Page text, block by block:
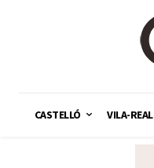
CASTELLÓ VILA-REAL